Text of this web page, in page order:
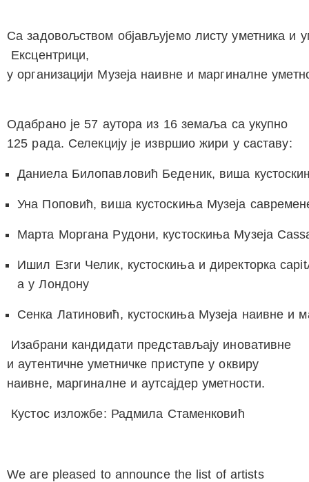
Са задовољством објављујемо листу уметника и
Ексцентрици,
у организацији Музеја наивне и маргиналне
Одабрано је 57 аутора из 16 земаља са укупно
125 рада. Селекцију је извршио жири у саставу:
Даниела Билопавловић Беденик, виша
Уна Поповић, виша кустоскиња Музеја
Марта Моргана Рудони, кустоскиња Музеја
Ишил Езги Челик, кустоскиња и директорка
а у Лондону
Сенка Латиновић, кустоскиња Музеја наивне и
Изабрани кандидати представљају иновативне
и аутентичне уметничке приступе у оквиру
наивне, маргиналне и аутсајдер уметности.
Кустос изложбе: Радмила Стаменковић
We are pleased to announce the list of artists